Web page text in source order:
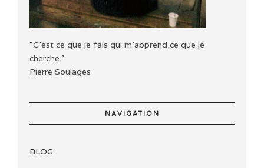
“C'est ce que je fais qui m'apprend ce que je
cherche.”
Pierre Soulages
NAVIGATION
BLOG